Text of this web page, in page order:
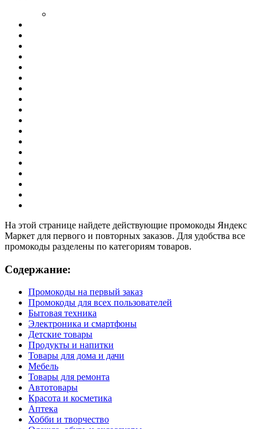
На этой странице найдете действующие промокоды Яндекс
Маркет для первого и повторных заказов. Для удобства все
промокоды разделены по категориям товаров.
Содержание:
Промокоды на первый заказ
Промокоды для всех пользователей
Бытовая техника
Электроника и смартфоны
Детские товары
Продукты и напитки
Товары для дома и дачи
Мебель
Товары для ремонта
Автотовары
Красота и косметика
Аптека
Хобби и творчество